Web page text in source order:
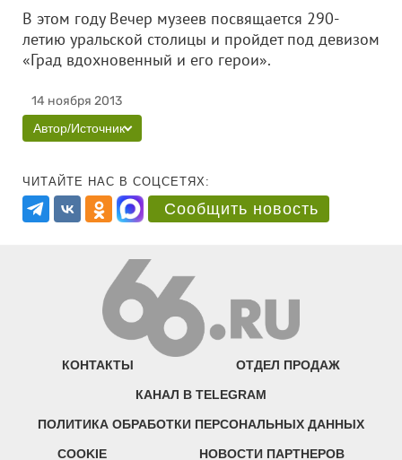
В этом году Вечер музеев посвящается 290-
летию уральской столицы и пройдет под девизом
«Град вдохновенный и его герои».
14 ноября 2013
Автор/Источник
ЧИТАЙТЕ НАС В СОЦСЕТЯХ:
Сообщить новость
КОНТАКТЫ ОТДЕЛ ПРОДАЖ
КАНАЛ В TELEGRAM
ПОЛИТИКА ОБРАБОТКИ ПЕРСОНАЛЬНЫХ ДАННЫХ
COOKIE НОВОСТИ ПАРТНЕРОВ